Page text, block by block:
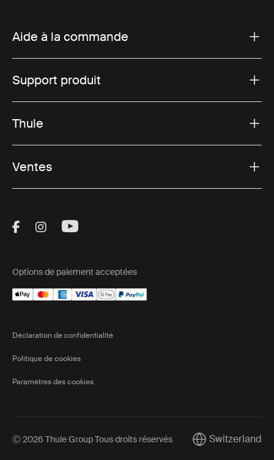
Aide à la commande
Support produit
Thule
Ventes
Visit Thule on Facebook (external link)
Visit Thule on Instagram (external link)
Visit Thule on Youtube (external
Options de paiement acceptées
Déclaration de confidentialité
Politique de cookies
Paramètres des cookies
Ⓒ 2026 Thule Group Tous droits réservés Current market/
Switzerland